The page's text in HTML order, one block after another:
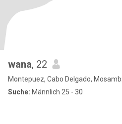
wana, 22
Montepuez, Cabo Delgado,
Suche: Männlich 25 - 30